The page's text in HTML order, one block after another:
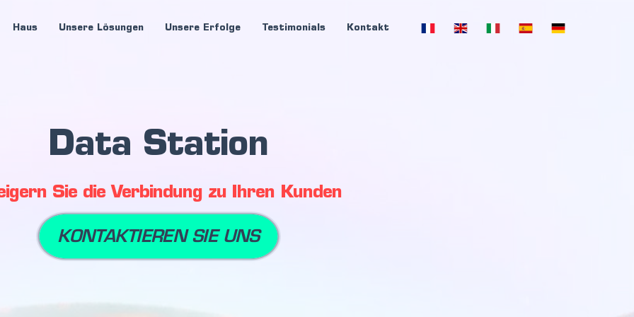
Haus Unsere Lösungen Unsere Erfolge Testimonials Kontakt
Data Station
Sie die Verbindung zu Ihren Kunden
KONTAKTIEREN SIE UNS